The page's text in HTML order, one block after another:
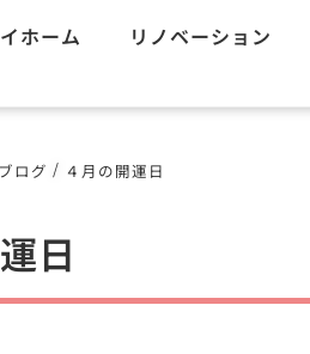
ホーム リノベーション
ブログ / ４月の開運日
日